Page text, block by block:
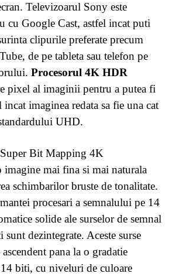
Televizoarul Sony este
cu Google Cast, astfel incat puti
clipurile preferate precum
de pe tableta sau telefon pe
Procesorul 4K HDR
pixel al imaginii pentru a putea fi
incat imaginea redata sa fie una cat
UHD.
Bit Mapping 4K
imagine mai fina si mai naturala
schimbarilor bruste de tonalitate.
procesari a semnalului pe 14
solide ale surselor de semnal
sunt dezintegrate. Aceste surse
pana la o gradatie
biti, cu niveluri de culoare